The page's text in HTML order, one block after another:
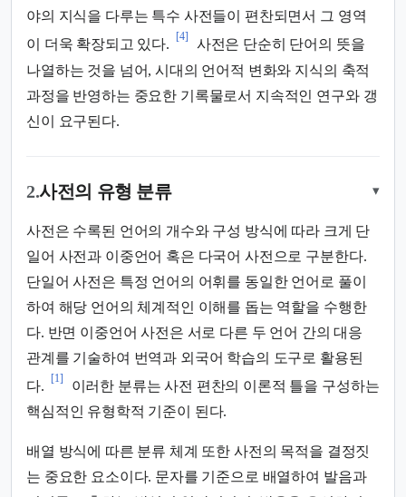
야의 지식을 다루는 특수 사전들이 편찬되면서 그 영역
이 더욱 확장되고 있다.
[4]
사전은 단순히 단어의 뜻을
나열하는 것을 넘어, 시대의 언어적 변화와 지식의 축적
과정을 반영하는 중요한 기록물로서 지속적인 연구와 갱
신이 요구된다.
2.사전의 유형 분류 ▾
사전은 수록된 언어의 개수와 구성 방식에 따라 크게 단
일어 사전과 이중언어 혹은 다국어 사전으로 구분한다.
단일어 사전은 특정 언어의 어휘를 동일한 언어로 풀이
하여 해당 언어의 체계적인 이해를 돕는 역할을 수행한
다. 반면 이중언어 사전은 서로 다른 두 언어 간의 대응
관계를 기술하여 번역과 외국어 학습의 도구로 활용된
다.
[1]
이러한 분류는 사전 편찬의 이론적 틀을 구성하는
핵심적인 유형학적 기준이 된다.
배열 방식에 따른 분류 체계 또한 사전의 목적을 결정짓
는 중요한 요소이다. 문자를 기준으로 배열하여 발음과